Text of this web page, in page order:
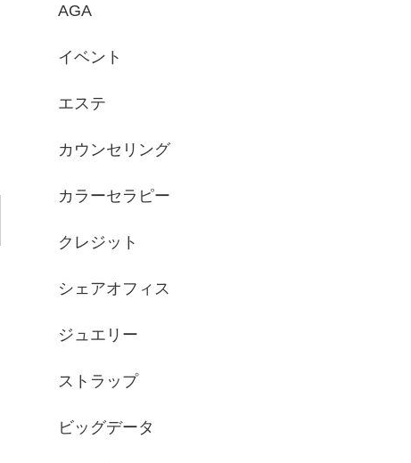
AGA
イベント
エステ
カウンセリング
カラーセラピー
クレジット
シェアオフィス
ジュエリー
ストラップ
ビッグデータ